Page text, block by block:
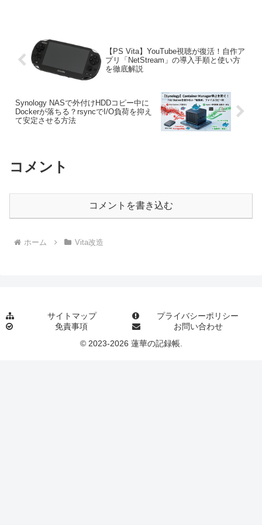
【PS Vita】YouTube視聴が復活！自作ア
プリ「NetStream」の導入手順と使い方
を徹底解説
Synology NASで外付けHDDコピー中に
Dockerが落ちる？rsyncでI/O負荷を抑え
て安定させる方法
コメント
コメントを書き込む
ホーム Vita改造
サイトマップ
プライバシーポリシー
免責事項
お問い合わせ
© 2023-2026 蓮華の記録帳.